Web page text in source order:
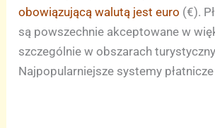
obowiązującą walutą jest euro (€).
są powszechnie akceptowane w
szczególnie w obszarach
Najpopularniejsze systemy